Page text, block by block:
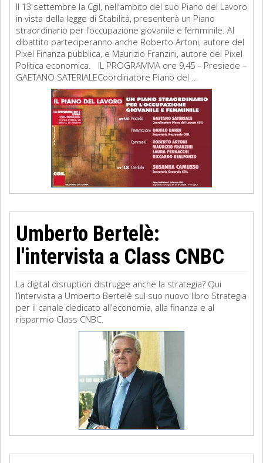
Il 13 settembre la Cgil, nell'ambito del suo Piano del Lavoro
in vista della legge di Stabilità, presenterà un Piano
straordinario per l’occupazione giovanile e femminile. Al
dibattito parteciperanno anche Roberto Artoni, autore del
Pixel Finanza pubblica, e Maurizio Franzini, autore del Pixel
Politica economica. IL PROGRAMMA ore 9,45 – Presiede –
GAETANO SATERIALECoordinatore Piano del ...
Umberto Bertelè:
l'intervista a Class CNBC
La digital disruption distrugge anche la strategia? Qui
l’intervista a Umberto Bertelè sul suo nuovo libro Strategia
per il canale dedicato all’economia, alla finanza e al
risparmio Class CNBC.